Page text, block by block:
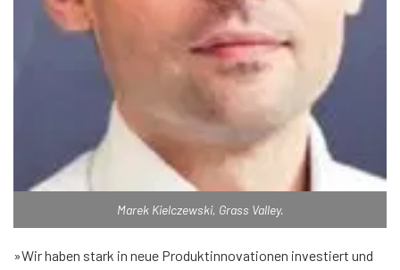
Marek Kielczewski, Grass Valley.
»Wir haben stark in neue Produktinnovationen investiert und